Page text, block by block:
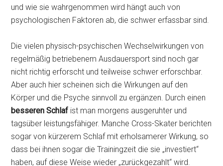
und wie sie wahrgenommen wird hängt auch von
psychologischen Faktoren ab, die schwer erfassbar sind.
Die vielen physisch-psychischen Wechselwirkungen von
regelmäßig betriebenem Ausdauersport sind noch gar
nicht richtig erforscht und teilweise schwer erforschbar.
Aber auch hier scheinen sich die Wirkungen auf den
Körper und die Psyche sinnvoll zu ergänzen. Durch einen
besseren Schlaf ist man morgens ausgeruhter und
tagsüber leistungsfähiger. Manche Cross-Skater berichten
sogar von kürzerem Schlaf mit erholsamerer Wirkung, so
dass bei ihnen sogar die Trainingzeit die sie „investiert“
haben, auf diese Weise wieder „zurückgezahlt“ wird.